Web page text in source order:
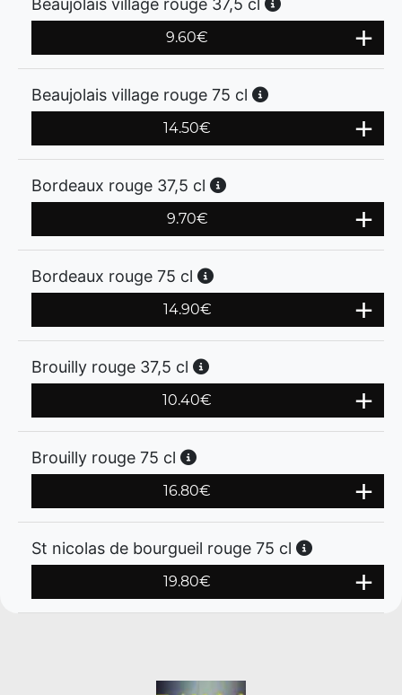
Beaujolais village rouge 37,5 cl
9.60€
Beaujolais village rouge 75 cl
14.50€
Bordeaux rouge 37,5 cl
9.70€
Bordeaux rouge 75 cl
14.90€
Brouilly rouge 37,5 cl
10.40€
Brouilly rouge 75 cl
16.80€
St nicolas de bourgueil rouge 75 cl
19.80€